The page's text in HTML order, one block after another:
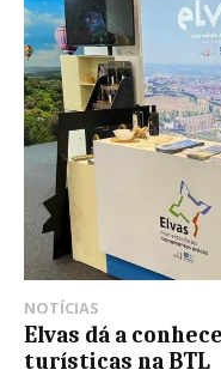
NOTÍCIAS
Elvas dá a
turísticas na BTL